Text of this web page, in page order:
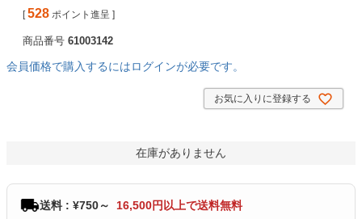
[ 528 ポイント進呈 ]
商品番号 61003142
会員価格で購入するにはログインが必要です。
お気に入りに登録する
在庫がありません
送料 : ¥750～ 16,500円以上で送料無料